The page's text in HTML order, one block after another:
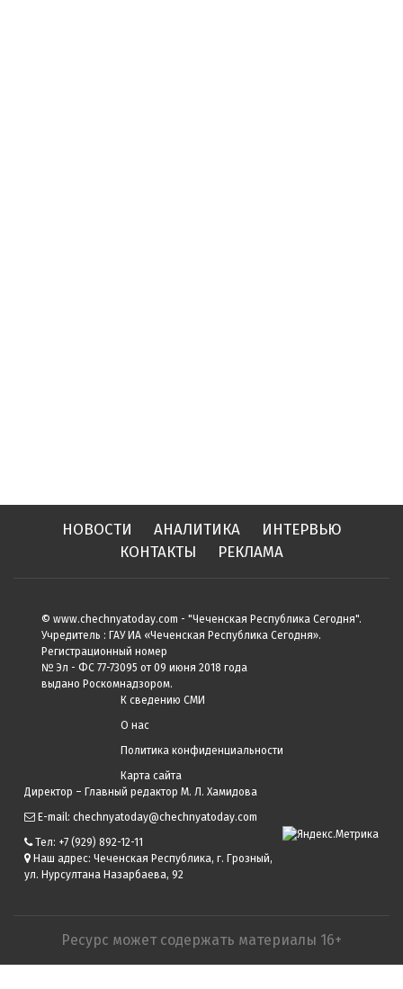
НОВОСТИ АНАЛИТИКА
ИНТЕРВЬЮ
КОНТАКТЫ
РЕКЛАМА
© www.chechnyatoday.com - "Чеченcкая Республика Сегодня".
Учредитель : ГАУ ИА «Чеченская Республика Сегодня».
Регистрационный номер
№ Эл - ФС 77-73095 от 09 июня 2018 года
выдано Роскомнадзором.
К сведению СМИ
О нас
Политика конфиденциальности
Карта сайта
Директор – Главный редактор М. Л. Хамидова
E-mail: chechnyatoday@chechnyatoday.com
Тел: +7 (929) 892-12-11
Наш адрес: Чеченская Республика, г. Грозный,
ул. Нурсултана Назарбаева, 92
Ресурс может содержать материалы 16+